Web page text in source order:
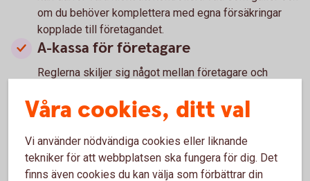
om du behöver komplettera med egna försäkringar
kopplade till företagandet.
A-kassa för företagare
Reglerna skiljer sig något mellan företagare och
verksamheten normalt vara vilande eller avslutad,
eftersom aktivt företagande räknas som arbete.
Det är därför bra att ta reda på vad som gäller innan du
gör större förändringar i din arbetssituation.
Våra cookies, ditt val
Vi använder nödvändiga cookies eller liknande
tekniker för att webbplatsen ska fungera för dig. Det
finns även cookies du kan välja som förbättrar din